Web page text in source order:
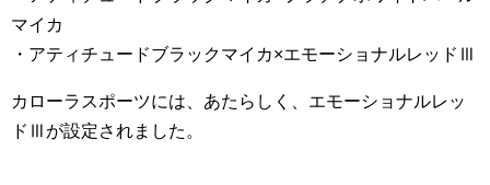
マイカ
・アティチュードブラックマイカ×エモーショナルレッドⅢ
カローラスポーツには、あたらしく、エモーショナルレッ
ドⅢが設定されました。